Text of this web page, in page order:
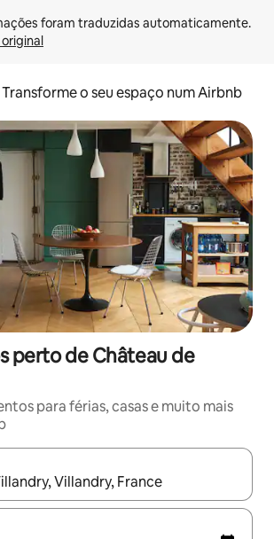
Transforme o seu espaço num Airbnb
perto de Château de
para férias, casas e muito mais
estiverem disponíveis, navegue com